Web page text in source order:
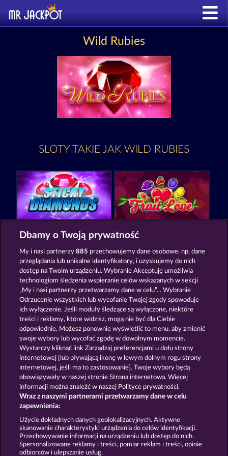
Wild Rubies
SLOTY TAKIE JAK WILD RUBIES
Sticky Diamonds Fruit Love
7 Supernova Fruits Explodiac Maxi Play
Zasady i warunki
Oświadczenie dotyczące prywatności i plików
cookie
Nota prawna Firma FAQ
Prześlij wniosek o wypłatę
Dbamy o Twoją prywatność
My i nasi partnerzy885 przechowujemy dane osobowe, np. dane
przeglądania lub unikalne identyfikatory, i uzyskujemy do nich
dostęp na Twoim urządzeniu. Wybranie Akceptuję umożliwia
technologiom śledzenia wspieranie celów wskazanych w sekcji
„My i nasi partnerzy przetwarzamy dane w celu”. . Wybranie
Odrzucenie wszystkich lub wycofanie Twojej zgody spowoduje
ich wyłączenie. Jeśli moduły śledzące są wyłączone, niektóre
treści i reklamy, które widzisz, mogą nie być dla Ciebie
odpowiednie. Możesz ponownie wyświetlić to menu, aby zmienić
swoje wybory lub wycofać zgodę w dowolnym momencie.
Wystarczy kliknąć link Zarządzaj preferencjami u dołu strony
internetowej [lub pływającą ikonę w lewym dolnym rogu strony
internetowej, jeśli ma to zastosowanie]. Twoje wybory będą
obowiązywały w naszej stronie Strona internetowa. Więcej
informacji można znaleźć w naszej Polityce prywatności.
Wraz z naszymi partnerami przetwarzamy dane w celu
zapewnienia:
Użycie dokładnych danych geolokalizacyjnych. Aktywne
skanowanie charakterystyki urządzenia do celów identyfikacji.
Przechowywanie informacji na urządzeniu lub dostęp do nich.
Spersonalizowane reklamy i treści, pomiar reklam i treści, opinie
odbiorców i ulepszanie usług.